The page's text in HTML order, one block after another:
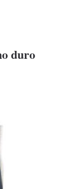
duro